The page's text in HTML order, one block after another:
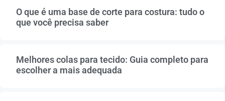
O que é uma base de corte para costura: tudo o
que você precisa saber
Melhores colas para tecido: Guia completo para
escolher a mais adequada